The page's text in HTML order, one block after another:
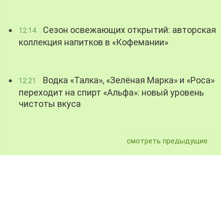
12:14
Сезон освежающих открытий: авторская
коллекция напитков в «Кофемании»
12:21
Водка «Талка», «Зелёная Марка» и «Роса»
переходит на спирт «Альфа»: новый уровень
чистоты вкуса
смотреть предыдущие